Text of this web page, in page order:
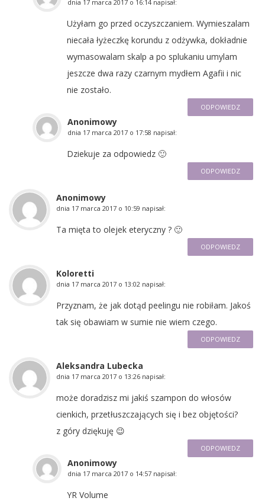
dnia 17 marca 2017 o 16:14 napisał:
Użyłam go przed oczyszczaniem. Wymieszalam
niecała łyżeczkę korundu z odżywka, dokładnie
wymasowalam skalp a po splukaniu umylam
jeszcze dwa razy czarnym mydłem Agafii i nic
nie zostało.
ODPOWIEDZ
Anonimowy
dnia 17 marca 2017 o 17:58 napisał:
Dziekuje za odpowiedz 🙂
ODPOWIEDZ
Anonimowy
dnia 17 marca 2017 o 10:59 napisał:
Ta mięta to olejek eteryczny ? 🙂
ODPOWIEDZ
Koloretti
dnia 17 marca 2017 o 13:02 napisał:
Przyznam, że jak dotąd peelingu nie robiłam. Jakoś
tak się obawiam w sumie nie wiem czego.
ODPOWIEDZ
Aleksandra Lubecka
dnia 17 marca 2017 o 13:26 napisał:
może doradzisz mi jakiś szampon do włosów
cienkich, przetłuszczających się i bez objętości?
z góry dziękuję 😉
ODPOWIEDZ
Anonimowy
dnia 17 marca 2017 o 14:57 napisał:
YR Volume